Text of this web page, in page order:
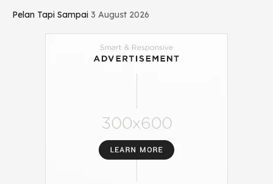
Pelan Tapi Sampai 3 August 2026